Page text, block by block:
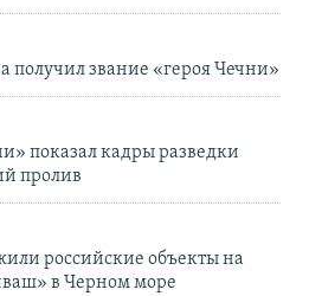
звание «героя Чечни»
показал кадры разведки
пролив
российские объекты на
в Черном море